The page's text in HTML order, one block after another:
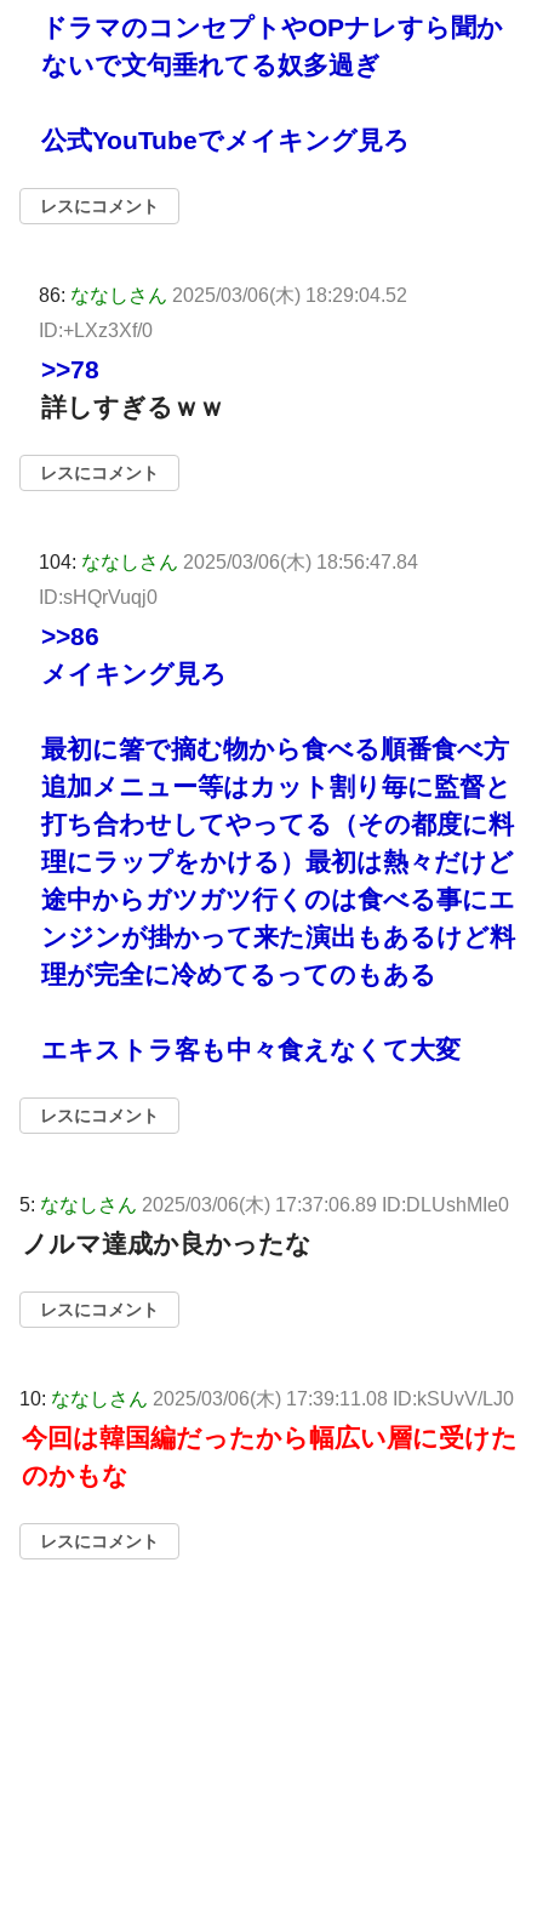
ドラマのコンセプトやOPナレすら聞か
ないで文句垂れてる奴多過ぎ
公式YouTubeでメイキング見ろ
レスにコメント
86: ななしさん 2025/03/06(木) 18:29:04.52
ID:+LXz3Xf/0
>>78
詳しすぎるｗｗ
レスにコメント
104: ななしさん 2025/03/06(木) 18:56:47.84
ID:sHQrVuqj0
>>86
メイキング見ろ
最初に箸で摘む物から食べる順番食べ方
追加メニュー等はカット割り毎に監督と
打ち合わせしてやってる（その都度に料
理にラップをかける）最初は熱々だけど
途中からガツガツ行くのは食べる事にエ
ンジンが掛かって来た演出もあるけど料
理が完全に冷めてるってのもある
エキストラ客も中々食えなくて大変
レスにコメント
5: ななしさん 2025/03/06(木) 17:37:06.89 ID:DLUshMIe0
ノルマ達成か良かったな
レスにコメント
10: ななしさん 2025/03/06(木) 17:39:11.08 ID:kSUvV/LJ0
今回は韓国編だったから幅広い層に受けた
のかもな
レスにコメント